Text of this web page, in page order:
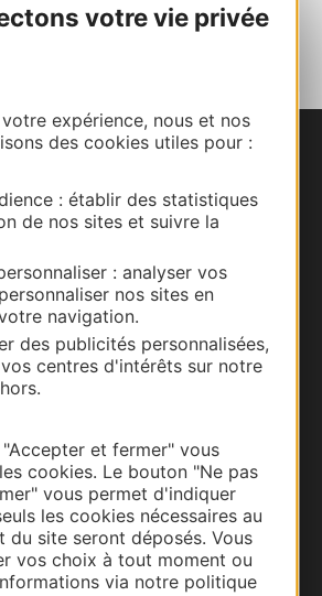
votre vie privée
expérience, nous et nos
des cookies utiles pour :
: établir des statistiques
de nos sites et suivre la
: analyser vos
nos sites en
navigation.
des publicités personnalisées,
centres d'intérêts sur notre
et fermer" vous
cookies. Le bouton "Ne pas
vous permet d'indiquer
les cookies nécessaires au
du site seront déposés. Vous
vos choix à tout moment ou
via notre politique